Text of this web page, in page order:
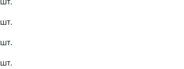
шт.
шт.
шт.